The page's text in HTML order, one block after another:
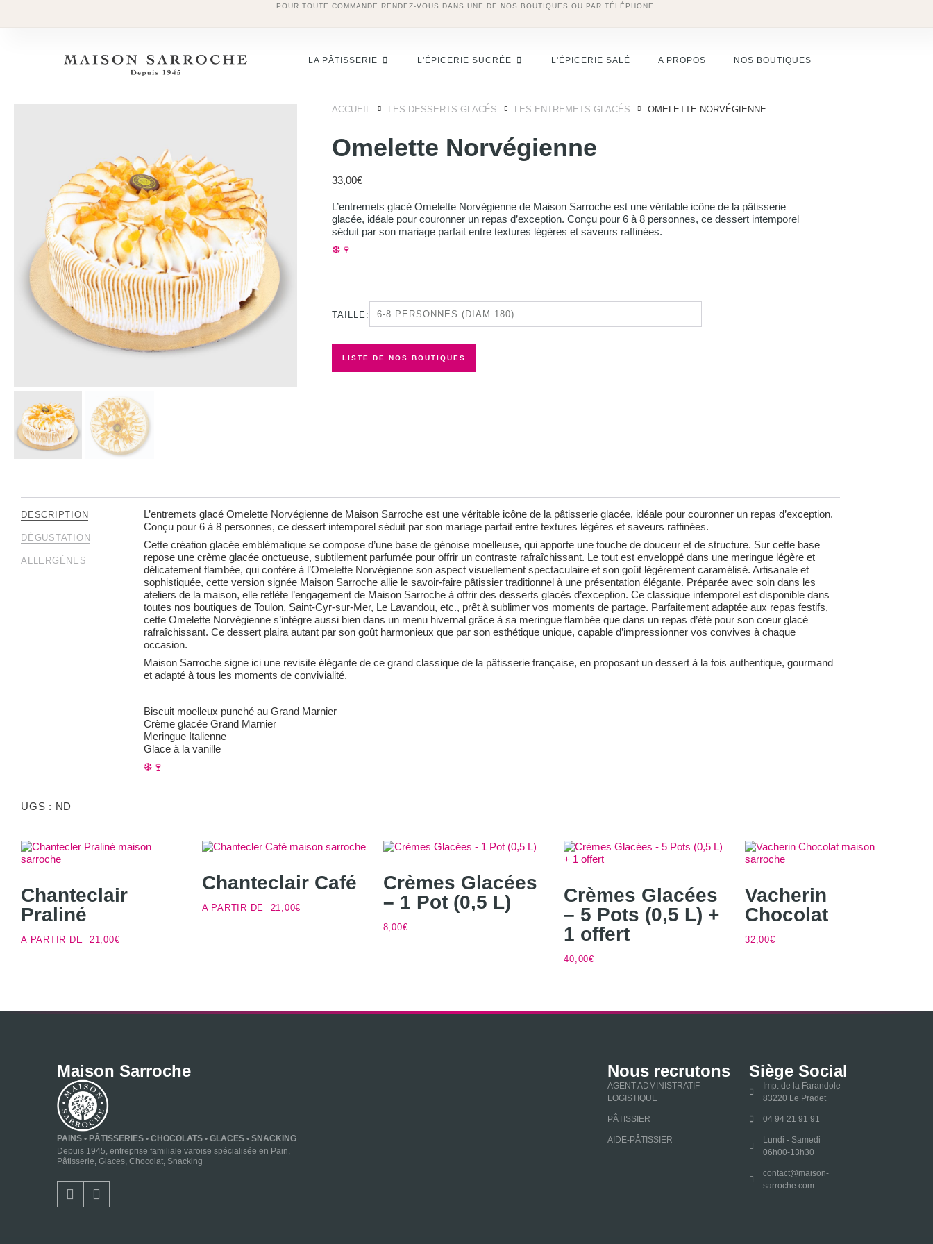
POUR TOUTE COMMANDE RENDEZ-VOUS DANS UNE DE NOS BOUTIQUES OU PAR TÉLÉPHONE.
LA PÂTISSERIE L'ÉPICERIE SUCRÉE L'ÉPICERIE SALÉ A PROPOS NOS BOUTIQUES
ACCUEIL LES DESSERTS GLACÉS LES ENTREMETS GLACÉS OMELETTE NORVÉGIENNE
Omelette Norvégienne
33,00€
L’entremets glacé Omelette Norvégienne de Maison Sarroche est une véritable icône de la pâtisserie
glacée, idéale pour couronner un repas d’exception. Conçu pour 6 à 8 personnes, ce dessert intemporel
séduit par son mariage parfait entre textures légères et saveurs raffinées.
❆🍷
TAILLE:
LISTE DE NOS BOUTIQUES
DESCRIPTION
DÉGUSTATION
ALLERGÈNES
L’entremets glacé Omelette Norvégienne de Maison Sarroche est une véritable icône de la pâtisserie glacée, idéale pour couronner un repas d’exception.
Conçu pour 6 à 8 personnes, ce dessert intemporel séduit par son mariage parfait entre textures légères et saveurs raffinées.
Cette création glacée emblématique se compose d’une base de génoise moelleuse, qui apporte une touche de douceur et de structure. Sur cette base
repose une crème glacée onctueuse, subtilement parfumée pour offrir un contraste rafraîchissant. Le tout est enveloppé dans une meringue légère et
délicatement flambée, qui confère à l’Omelette Norvégienne son aspect visuellement spectaculaire et son goût légèrement caramélisé. Artisanale et
sophistiquée, cette version signée Maison Sarroche allie le savoir-faire pâtissier traditionnel à une présentation élégante. Préparée avec soin dans les
ateliers de la maison, elle reflète l’engagement de Maison Sarroche à offrir des desserts glacés d’exception. Ce classique intemporel est disponible dans
toutes nos boutiques de Toulon, Saint-Cyr-sur-Mer, Le Lavandou, etc., prêt à sublimer vos moments de partage. Parfaitement adaptée aux repas festifs,
cette Omelette Norvégienne s’intègre aussi bien dans un menu hivernal grâce à sa meringue flambée que dans un repas d’été pour son cœur glacé
rafraîchissant. Ce dessert plaira autant par son goût harmonieux que par son esthétique unique, capable d’impressionner vos convives à chaque
occasion.
Maison Sarroche signe ici une revisite élégante de ce grand classique de la pâtisserie française, en proposant un dessert à la fois authentique, gourmand
et adapté à tous les moments de convivialité.
—
Biscuit moelleux punché au Grand Marnier
Crème glacée Grand Marnier
Meringue Italienne
Glace à la vanille
❆🍷
UGS : ND
Chanteclair
Praliné
A PARTIR DE 21,00€
Chanteclair Café
A PARTIR DE 21,00€
Crèmes Glacées
– 1 Pot (0,5 L)
8,00€
Crèmes Glacées
– 5 Pots (0,5 L) +
1 offert
40,00€
Vacherin
Chocolat
32,00€
Maison Sarroche
PAINS • PÂTISSERIES • CHOCOLATS • GLACES • SNACKING
Depuis 1945, entreprise familiale varoise spécialisée en Pain,
Pâtisserie, Glaces, Chocolat, Snacking
Nous recrutons
AGENT ADMINISTRATIF
LOGISTIQUE
PÂTISSIER
AIDE-PÂTISSIER
Siège Social
Imp. de la Farandole
83220 Le Pradet
04 94 21 91 91
Lundi - Samedi
06h00-13h30
contact@maison-
sarroche.com